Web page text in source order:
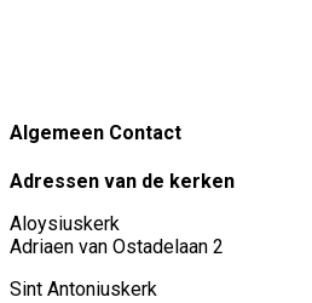
Algemeen Contact
Adressen van de kerken
Aloysiuskerk
Adriaen van Ostadelaan 2
Sint Antoniuskerk